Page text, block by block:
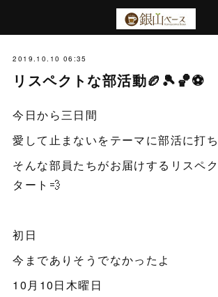
2019.10.10 06:35
リスペクトな部活動🏉🎾🏀⚽️
今日から三日間
愛して止まないをテーマに部活に打
そんな部員たちがお届けするリスペ
タート💨
初日
今までありそうでなかったよ
10月10日木曜日